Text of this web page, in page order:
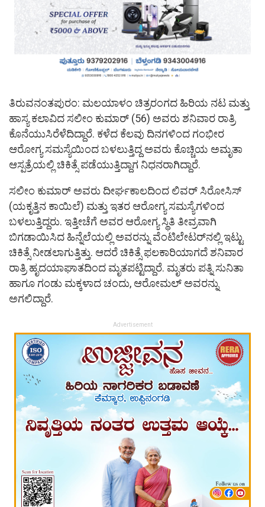
ತಿರುವನಂತಪುರಂ: ಮಲಯಾಳಂ ಚಿತ್ರರಂಗದ ಹಿರಿಯ ನಟ ಮತ್ತು
ಹಾಸ್ಯ ಕಲಾವಿದ ಸಲೀಂ ಕುಮಾರ್ (56) ಅವರು ಶನಿವಾರ ರಾತ್ರಿ
ಕೊನೆಯುಸಿರೆಳೆದಿದ್ದಾರೆ. ಕಳೆದ ಕೆಲವು ದಿನಗಳಿಂದ ಗಂಭೀರ
ಆರೋಗ್ಯ ಸಮಸ್ಯೆಯಿಂದ ಬಳಲುತ್ತಿದ್ದ ಅವರು ಕೊಚ್ಚಿಯ ಅಮೃತಾ
ಆಸ್ಪತ್ರೆಯಲ್ಲಿ ಚಿಕಿತ್ಸೆ ಪಡೆಯುತ್ತಿದ್ದಾಗ ನಿಧನರಾಗಿದ್ದಾರೆ.
ಸಲೀಂ ಕುಮಾರ್ ಅವರು ದೀರ್ಘಕಾಲದಿಂದ ಲಿವರ್ ಸಿರೋಸಿಸ್
(ಯಕೃತ್ತಿನ ಕಾಯಿಲೆ) ಮತ್ತು ಇತರ ಆರೋಗ್ಯ ಸಮಸ್ಯೆಗಳಿಂದ
ಬಳಲುತ್ತಿದ್ದರು. ಇತ್ತೀಚೆಗೆ ಅವರ ಆರೋಗ್ಯ ಸ್ಥಿತಿ ತೀವ್ರವಾಗಿ
ಬಿಗಡಾಯಿಸಿದ ಹಿನ್ನೆಲೆಯಲ್ಲಿ ಅವರನ್ನು ವೆಂಟಿಲೇಟರ್‌ನಲ್ಲಿ ಇಟ್ಟು
ಚಿಕಿತ್ಸೆ ನೀಡಲಾಗುತ್ತಿತ್ತು. ಆದರೆ ಚಿಕಿತ್ಸೆ ಫಲಕಾರಿಯಾಗದೆ ಶನಿವಾರ
ರಾತ್ರಿ ಹೃದಯಾಘಾತದಿಂದ ಮೃತಪಟ್ಟಿದ್ದಾರೆ. ಮೃತರು ಪತ್ನಿ ಸುನಿತಾ
ಹಾಗೂ ಗಂಡು ಮಕ್ಕಳಾದ ಚಂದು, ಆರೋಮಲ್ ಅವರನ್ನು
ಅಗಲಿದ್ದಾರೆ.
Advertisement